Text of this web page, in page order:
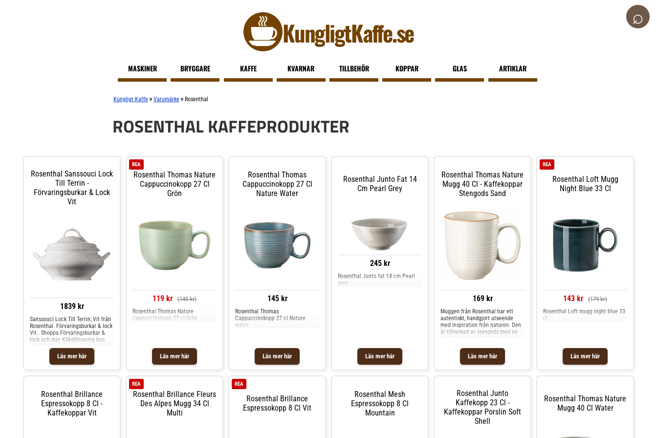
KungligtKaffe.se ⌕
MASKINER BRYGGARE KAFFE KVARNAR TILLBEHÖR KOPPAR GLAS ARTIKLAR
Kungligt Kaffe » Varumärke » Rosenthal
ROSENTHAL KAFFEPRODUKTER
Rosenthal Sanssouci Lock
Till Terrin -
Förvaringsburkar & Lock
Vit
1839 kr
Läs mer här
Sanssouci Lock Till Terrin, Vit från
Rosenthal. Förvaringsburkar & lock
Vit . Shoppa Förvaringsburkar &
lock och mer Köksförvaring hos
Royal Design.
Rosenthal Thomas Nature
Cappuccinokopp 27 Cl
Grön
REA
119 kr (145 kr)
Läs mer här
Rosenthal Thomas Nature
cappuccinokopp 27 cl Grön
Rosenthal Thomas
Cappuccinokopp 27 Cl
Nature Water
145 kr
Läs mer här
Rosenthal Thomas
Cappuccinokopp 27 cl Nature
water
Rosenthal Junto Fat 14
Cm Pearl Grey
245 kr
Läs mer här
Rosenthal Junto fat 14 cm Pearl
grey
Rosenthal Thomas Nature
Mugg 40 Cl - Kaffekoppar
Stengods Sand
169 kr
Läs mer här
Muggen från Rosenthal har ett
autentiskt, handgjort utseende
med inspiration från naturen. Den
är tillverkad av stengods med en
Är fin tillsammans med andra
produkter från samma kollektion.
Om muggen från Rosenthal-
finns i olika färger.- Från serien
Thomas Nature.- Kapacitet: 40 cl.-
Autentiskt, handgjort utseende.
Skötselråd för muggen- Tål
diskmaskin.- Tål mikrovågsugn.
Rosenthal Loft Mugg
Night Blue 33 Cl
REA
143 kr (179 kr)
Läs mer här
Rosenthal Loft mugg night blue 33
cl
Rosenthal Brillance
Espressokopp 8 Cl -
Kaffekoppar Vit
Rosenthal Brillance Fleurs
Des Alpes Mugg 34 Cl
Multi
REA
Rosenthal Brillance
Espressokopp 8 Cl Vit
REA
Rosenthal Mesh
Espressokopp 8 Cl
Mountain
Rosenthal Junto
Kaffekopp 23 Cl -
Kaffekoppar Porslin Soft
Shell
Rosenthal Thomas Nature
Mugg 40 Cl Water